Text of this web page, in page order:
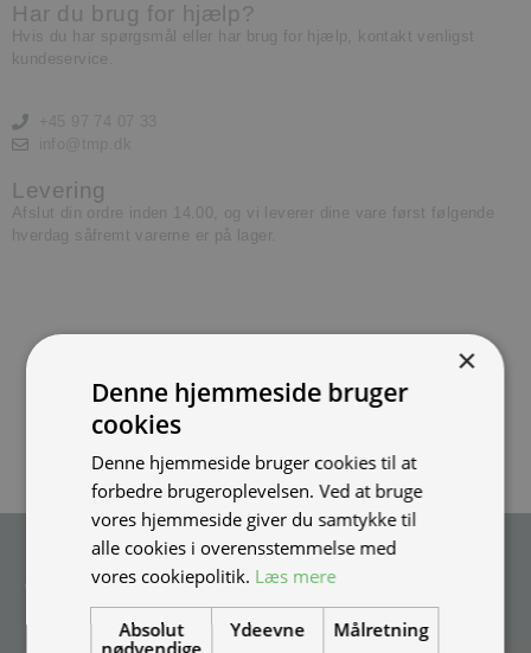
Har du brug for hjælp?
Hvis du har spørgsmål eller har brug for hjælp, kontakt venligst
kundeservice.
Levering
Afslut din ordre inden 14.00, og vi leverer dine vare først følgende
hverdag såfremt varerne er på lager.
Tilmeld nyhedsmail
Vær blandt de første til at modtage info om nye produkter, tilbud,
events og udstillinger.
×
Denne hjemmeside bruger
cookies
Denne hjemmeside bruger cookies til at
forbedre brugeroplevelsen. Ved at bruge
vores hjemmeside giver du samtykke til
alle cookies i overensstemmelse med
vores cookiepolitik. Læs mere
Absolut
nødvendige
Ydeevne Målretning